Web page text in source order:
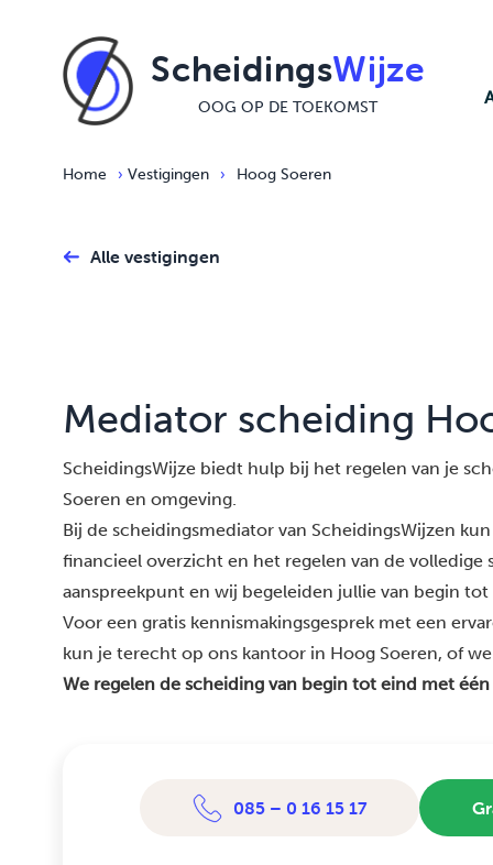
ScheidingsWijze
OOG OP DE TOEKOMST
Home › Vestigingen › Hoog Soeren
Alle vestigingen
Mediator scheiding
ScheidingsWijze biedt hulp bij het regelen van je
Soeren en omgeving.
Bij de scheidingsmediator van ScheidingsWijzen
financieel overzicht en het regelen van de volledige
aanspreekpunt en wij begeleiden jullie van begin tot
Voor een gratis kennismakingsgesprek met een
kun je terecht op ons kantoor in Hoog Soeren, of
We regelen de scheiding van begin tot eind met
085 – 0 16 15 17